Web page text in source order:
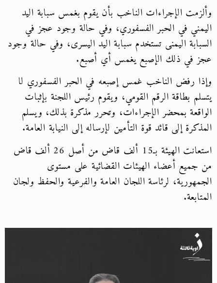
وألزمت الإجراءات الناخب بأن يقوم بغمس سبابة اليد
اليمني في الحبر الفسفوري، وفي حالة وجود عجز في
السبابة اليمنى تستخدم سبابة اليد اليسرى، وفي حالة وجود
عجز في ذلك الإصبع يغمس أي أصبع.
وإذا رفض الناخب غمس إصبعه في الحبر الفسفوري لا
يتسلم بطاقة الرقم القومي، ويقوم رئيس اللجنة بإثبات
الواقعة بمحضر الإجراءات، وتحرر مذكرة بذلك، ويسلم
المذكرة إلى قائد قوة التأمين لإرساله إلى النيابة العامة.
استعانت الهيئة بـ15 ألف قاض من أصل 26 ألف قاض
من جميع أعضاء الهيئات القضائية على مستوى
الجمهورية، لرئاسة اللجان العامة والفرعية والحفظ ولجان
المتابعة.